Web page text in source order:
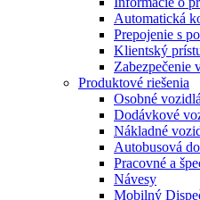
Automatická
Prepojenie s
Klientský
Zabezpečenie
Produktové riešenia
Osobné vozidlá
Dodávkové
Nákladné
Autobusová
Pracovné a
Návesy
Mobilný